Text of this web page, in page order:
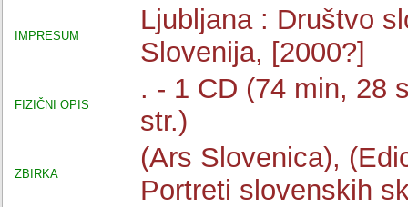
IMPRESUM
Ljubljana : Društvo
Slovenija, [2000?]
FIZIČNI OPIS
. - 1 CD (74 min, 28
str.)
ZBIRKA
(Ars Slovenica),
Portreti slovenskih